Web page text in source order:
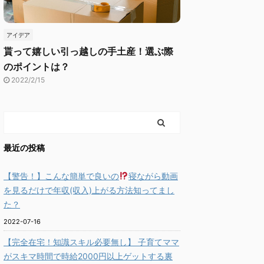
アイデア
貰って嬉しい引っ越しの手土産！選ぶ際
のポイントは？
2022/2/15
最近の投稿
【警告！】こんな簡単で良いの
寝ながら動画
を見るだけで年収(収入)上がる方法知ってまし
た？
2022-07-16
【完全在宅！知識スキル必要無し】 子育てママ
がスキマ時間で時給2000円以上ゲットする裏